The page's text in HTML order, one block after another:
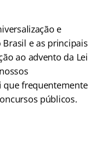
e
e as principais
ao advento da Lei
que frequentemente
públicos.